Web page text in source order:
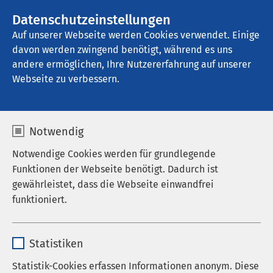
Datenschutzeinstellungen
Auf unserer Webseite werden Cookies verwendet. Einige
davon werden zwingend benötigt, während es uns
andere ermöglichen, Ihre Nutzererfahrung auf unserer
Webseite zu verbessern.
Notwendig
Notwendige Cookies werden für grundlegende
Funktionen der Webseite benötigt. Dadurch ist
gewährleistet, dass die Webseite einwandfrei
funktioniert.
Anbieter sgalinski
Statistiken
Statistik-Cookies erfassen Informationen anonym. Diese
AMEOS Klinikum Osnabrück
Allgemeinpsychiatrische
Tagesklinik